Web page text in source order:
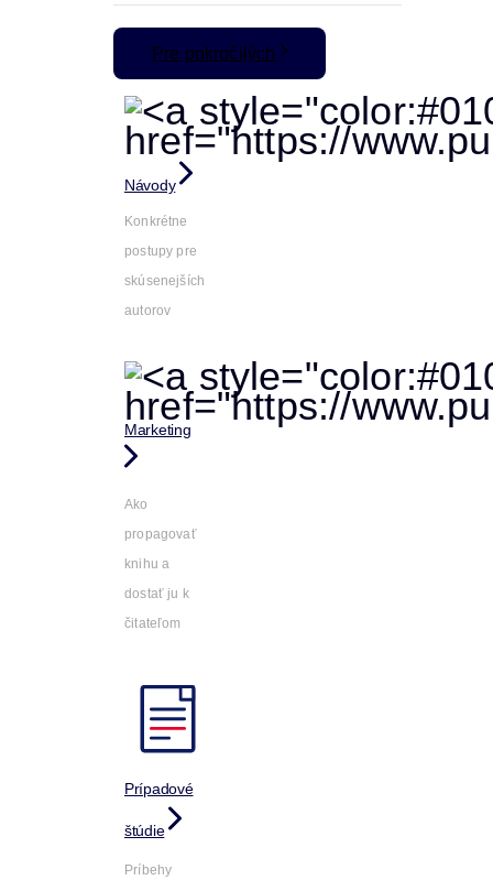
Pre pokročilých
Návody
Konkrétne
postupy pre
skúsenejších
autorov
Marketing
Ako
propagovať
knihu a
dostať ju k
čitateľom
Prípadové
štúdie
Príbehy